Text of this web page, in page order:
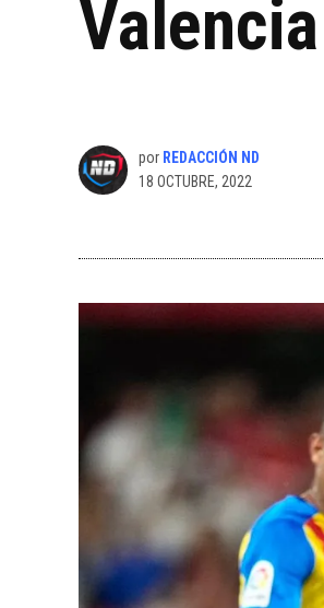
Valencia
por REDACCIÓN ND
18 OCTUBRE, 2022